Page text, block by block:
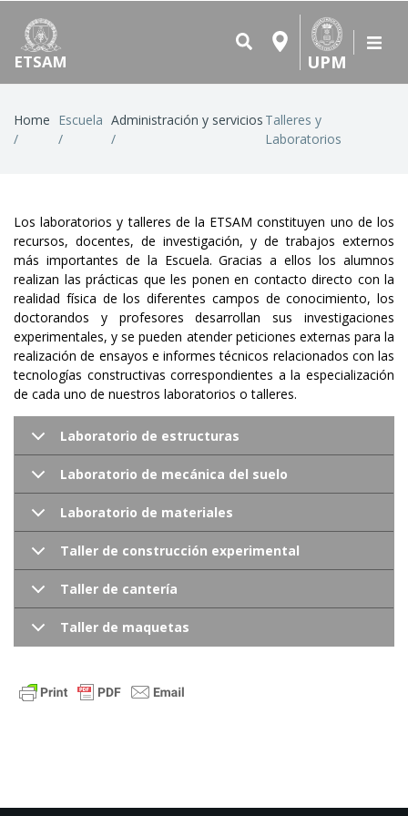
ETSAM UPM
Breadcrumb
Home Escuela Administración y servicios Talleres y
Laboratorios
Los laboratorios y talleres de la ETSAM constituyen uno de los
recursos, docentes, de investigación, y de trabajos externos
más importantes de la Escuela. Gracias a ellos los alumnos
realizan las prácticas que les ponen en contacto directo con la
realidad física de los diferentes campos de conocimiento, los
doctorandos y profesores desarrollan sus investigaciones
experimentales, y se pueden atender peticiones externas para la
realización de ensayos e informes técnicos relacionados con las
tecnologías constructivas correspondientes a la especialización
de cada uno de nuestros laboratorios o talleres.
Laboratorio de estructuras
Laboratorio de mecánica del suelo
Laboratorio de materiales
Taller de construcción experimental
Taller de cantería
Taller de maquetas